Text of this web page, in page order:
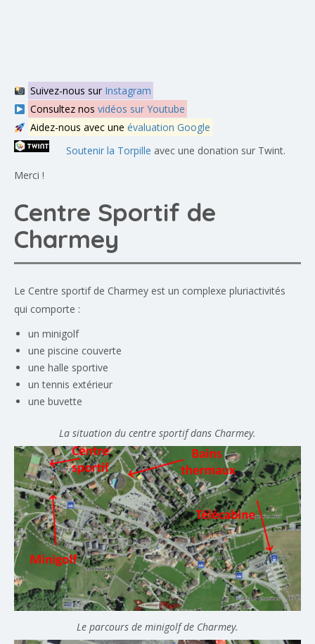
Suivez-nous sur Instagram
Consultez nos vidéos sur Youtube
Aidez-nous avec une évaluation Google
Soutenir la Torpille avec une donation sur Twint.
Merci !
Centre Sportif de
Charmey
Le Centre sportif de Charmey est un complexe pluriactivités
qui comporte :
un minigolf
une piscine couverte
une halle sportive
un tennis extérieur
une buvette
La situation du centre sportif dans Charmey.
Le parcours de minigolf de Charmey.